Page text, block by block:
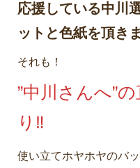
応援している中川
ットと色紙を頂き
それも！
”中川さんへ”
り‼
使い立てホヤホヤのバ